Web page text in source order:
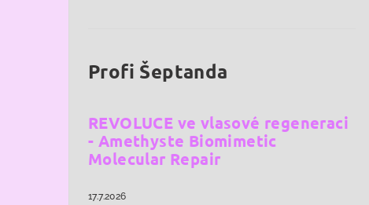
Profi Šeptanda
REVOLUCE ve vlasové regeneraci
- Amethyste Biomimetic
Molecular Repair
17.7.2026